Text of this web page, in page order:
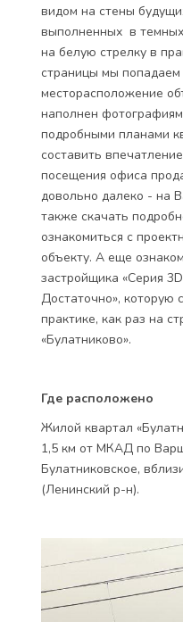
видом на стены
выполненных в
на белую стрелку в
страницы мы
месторасположение
наполнен
подробными планами
составить
посещения офиса
довольно далеко - на
также скачать
ознакомиться с
объекту. А еще
застройщика «Серия
Достаточно», которую
практике, как раз на
«Булатниково».
Где расположено
Жилой квартал
1,5 км от МКАД по
Булатниковское,
(Ленинский р-н).